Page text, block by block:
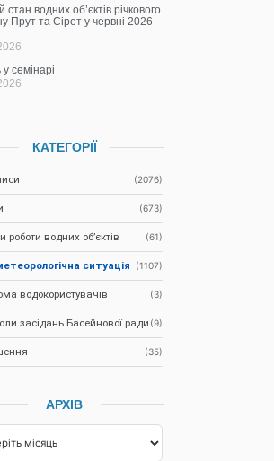
стан водних об’єктів річкового
Прут та Сірет у червні 2026
семінарі
КАТЕГОРІЇ
(2076)
(673)
роботи водних об’єктів (61)
ситуація (1107)
водокористувачів (3)
засідань Басейнової ради (9)
(35)
АРХІВ